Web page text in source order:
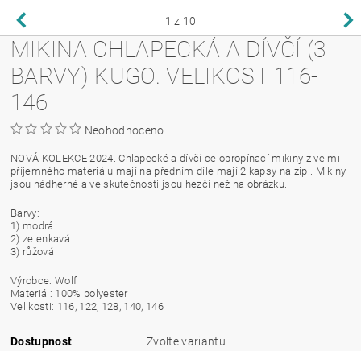
1 z 10
MIKINA CHLAPECKÁ A DÍVČÍ (3
BARVY) KUGO. VELIKOST 116-
146
Neohodnoceno
NOVÁ KOLEKCE 2024. Chlapecké a dívčí celopropínací mikiny z velmi
příjemného materiálu mají na předním díle mají 2 kapsy na zip.. Mikiny
jsou nádherné a ve skutečnosti jsou hezčí než na obrázku.
Barvy:
1) modrá
2) zelenkavá
3) růžová
Výrobce: Wolf
Materiál: 100% polyester
Velikosti: 116, 122, 128, 140, 146
Dostupnost
Zvolte variantu